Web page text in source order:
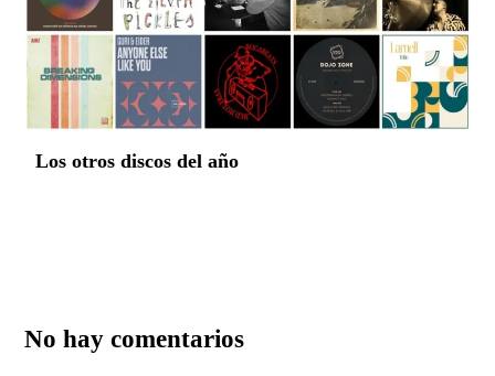
Los otros discos del año
No hay comentarios